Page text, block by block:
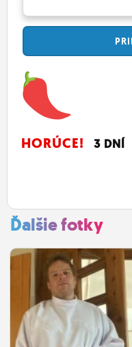
HORÚCE! 3 DNÍ
Ďalšie fotky